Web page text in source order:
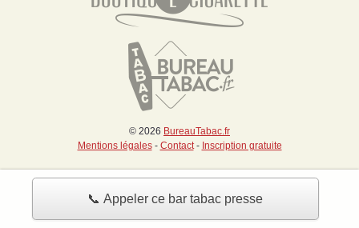
📞 Appeler ce bar tabac presse
© 2026 BureauTabac.fr
Mentions légales- Contact- Inscription gratuite